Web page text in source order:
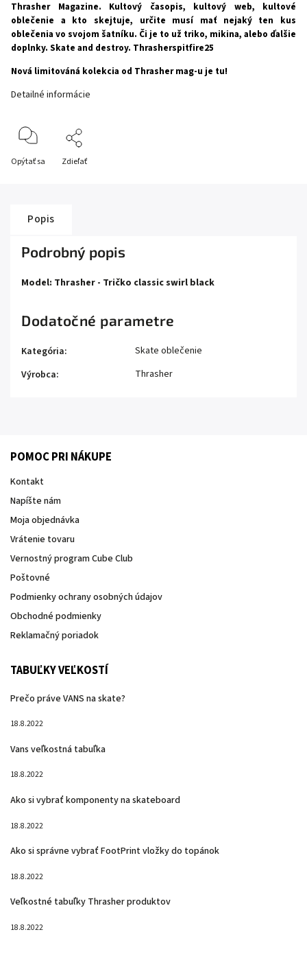
Thrasher Magazine. Kultový časopis, kultový web, kultové
oblečenie a kto skejtuje, určite musí mať nejaký ten kus
oblečenia vo svojom šatníku. Či je to už triko, mikina, alebo ďalšie
doplnky. Skate and destroy. Thrasherspitfire25
Nová limitováná kolekcia od Thrasher mag-u je tu!
Detailné informácie
Opýtať sa Zdieľať
Popis
Podrobný popis
Model: Thrasher - Tričko classic swirl black
Dodatočné parametre
Kategória:
Skate oblečenie
Výrobca: Thrasher
POMOC PRI NÁKUPE
Kontakt
Napíšte nám
Moja objednávka
Vrátenie tovaru
Vernostný program Cube Club
Poštovné
Podmienky ochrany osobných údajov
Obchodné podmienky
Reklamačný poriadok
TABUĽKY VEĽKOSTÍ
Prečo práve VANS na skate?
18.8.2022
Vans veľkostná tabuľka
18.8.2022
Ako si vybrať komponenty na skateboard
18.8.2022
Ako si správne vybrať FootPrint vložky do topánok
18.8.2022
Veľkostné tabuľky Thrasher produktov
18.8.2022